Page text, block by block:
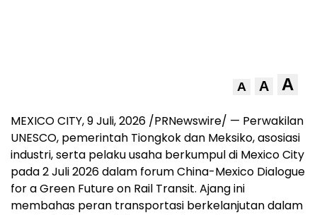
A A A
MEXICO CITY,9 Juli, 2026 /PRNewswire/ — Perwakilan
UNESCO, pemerintah Tiongkok dan Meksiko, asosiasi
industri, serta pelaku usaha berkumpul di Mexico City
pada 2 Juli 2026 dalam forum China-Mexico Dialogue
for a Green Future on Rail Transit. Ajang ini
membahas peran transportasi berkelanjutan dalam